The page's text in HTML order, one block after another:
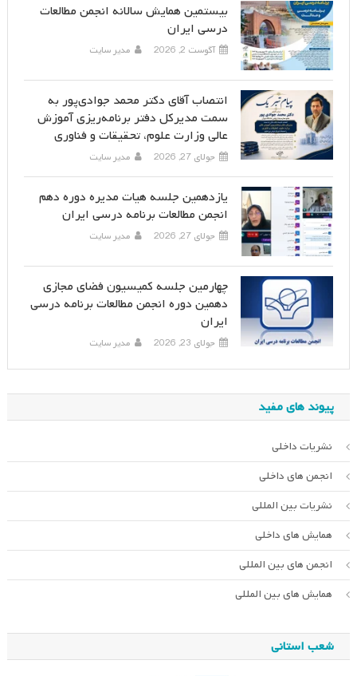
بیستمین همایش سالانه انجمن مطالعات
درسی ایران
آگوست 2, 2026 مدیر سایت
انتصاب آقای دکتر محمد جوادی‌پور به
سمت مدیرکل دفتر برنامه‌ریزی آموزش
عالی وزارت علوم، تحقیقات و فناوری
جولای 27, 2026 مدیر سایت
یازدهمین جلسه هیات مدیره دوره دهم
انجمن مطالعات برنامه درسی ایران
جولای 27, 2026 مدیر سایت
چهارمین جلسه کمیسیون فضای مجازی
دهمین دوره انجمن مطالعات برنامه درسی
ایران
جولای 23, 2026 مدیر سایت
پیوند های مفید
نشریات داخلی
انجمن های داخلی
نشریات بین المللی
همایش های داخلی
انجمن های بین المللی
همایش های بین المللی
شعب استانی